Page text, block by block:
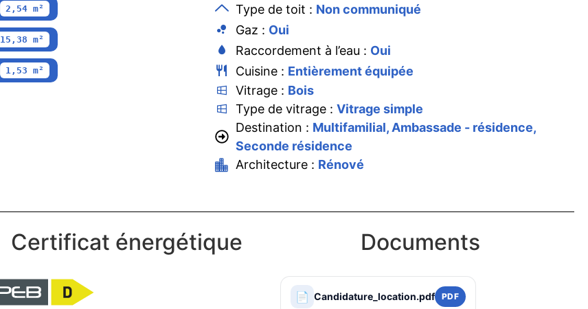
2,54 m²
15,38 m²
1,53 m²
Type de toit : Non communiqué
Gaz : Oui
Raccordement à l’eau : Oui
Cuisine : Entièrement équipée
Vitrage : Bois
Type de vitrage : Vitrage simple
Destination : Multifamilial, Ambassade - résidence,
Seconde résidence
Architecture : Rénové
Certificat énergétique Documents
📄 Candidature_location.pdf PDF